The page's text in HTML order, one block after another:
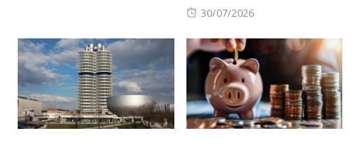
Posted
30/07/2026